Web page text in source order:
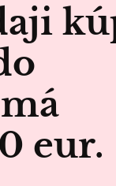
eur.